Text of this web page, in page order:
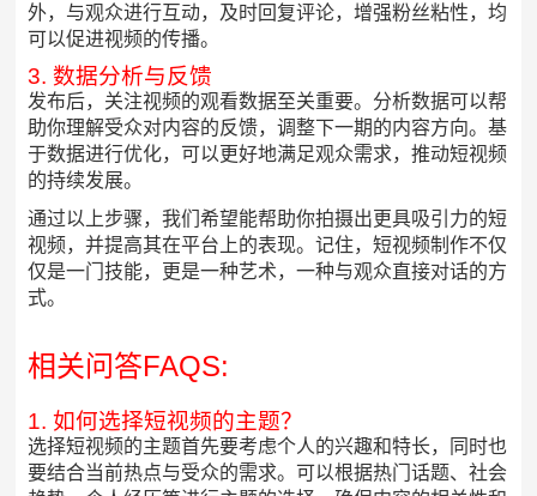
外，与观众进行互动，及时回复评论，增强粉丝粘性，均
可以促进视频的传播。
3. 数据分析与反馈
发布后，关注视频的观看数据至关重要。分析数据可以帮
助你理解受众对内容的反馈，调整下一期的内容方向。基
于数据进行优化，可以更好地满足观众需求，推动短视频
的持续发展。
通过以上步骤，我们希望能帮助你拍摄出更具吸引力的短
视频，并提高其在平台上的表现。记住，短视频制作不仅
仅是一门技能，更是一种艺术，一种与观众直接对话的方
式。
相关问答FAQS:
1. 如何选择短视频的主题？
选择短视频的主题首先要考虑个人的兴趣和特长，同时也
要结合当前热点与受众的需求。可以根据热门话题、社会